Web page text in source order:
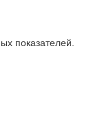
показателей.